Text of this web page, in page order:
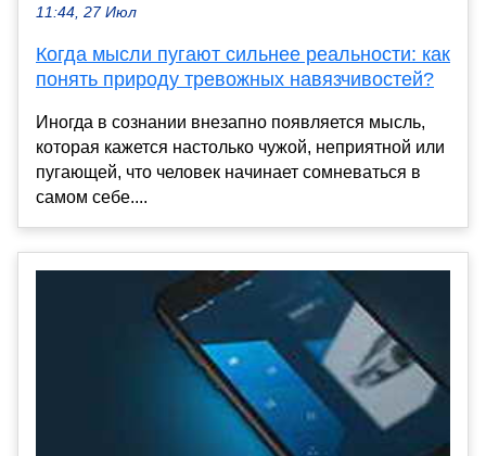
11:44, 27 Июл
Когда мысли пугают сильнее реальности: как
понять природу тревожных навязчивостей?
Иногда в сознании внезапно появляется мысль,
которая кажется настолько чужой, неприятной или
пугающей, что человек начинает сомневаться в
самом себе....